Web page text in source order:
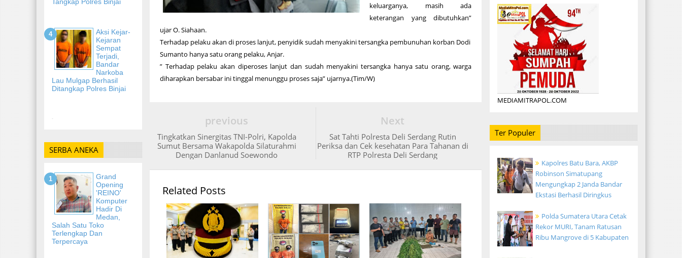
Aksi Kejar-
Kejaran
Sempat
Terjadi,
Bandar
Narkoba
Lau Mulgap Berhasil
Ditangkap Polres Binjai
-
SERBA ANEKA
Grand
Opening
'REINO'
Komputer
Hadir Di
Medan,
Salah Satu Toko
Terlengkap Dan
Terpercaya
keluarganya, masih ada
keterangan yang dibutuhkan”
ujar O. Siahaan.
Terhadap pelaku akan di proses lanjut, penyidik sudah menyakini tersangka pembunuhan korban Dodi
Sumanto hanya satu orang pelaku, Anjar.
” Terhadap pelaku akan diperoses lanjut dan sudah menyakini tersangka hanya satu orang, warga
diharapkan bersabar ini tinggal menunggu proses saja” ujarnya.(Tim/W)
Next
Sat Tahti Polresta Deli Serdang Rutin
Periksa dan Cek kesehatan Para Tahanan di
RTP Polresta Deli Serdang
previous
Tingkatkan Sinergitas TNI-Polri, Kapolda
Sumut Bersama Wakapolda Silaturahmi
Dengan Danlanud Soewondo
Related Posts
MEDIAMITRAPOL.COM
Ter Populer
Kapolres Batu Bara, AKBP
Robinson Simatupang
Mengungkap 2 Janda Bandar
Ekstasi Berhasil Diringkus
Polda Sumatera Utara Cetak
Rekor MURI, Tanam Ratusan
Ribu Mangrove di 5 Kabupaten